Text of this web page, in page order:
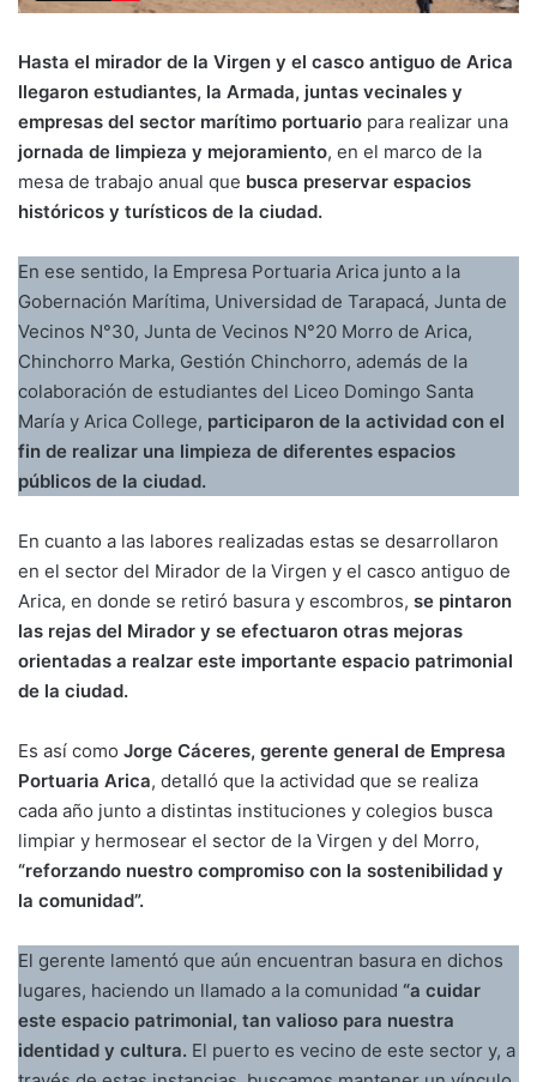
Hasta el mirador de la Virgen y el casco antiguo de Arica
llegaron estudiantes, la Armada, juntas vecinales y
empresas del sector marítimo portuario para realizar una
jornada de limpieza y mejoramiento, en el marco de la
mesa de trabajo anual que busca preservar espacios
históricos y turísticos de la ciudad.
En ese sentido, la Empresa Portuaria Arica junto a la
Gobernación Marítima, Universidad de Tarapacá, Junta de
Vecinos N°30, Junta de Vecinos N°20 Morro de Arica,
Chinchorro Marka, Gestión Chinchorro, además de la
colaboración de estudiantes del Liceo Domingo Santa
María y Arica College, participaron de la actividad con el
fin de realizar una limpieza de diferentes espacios
públicos de la ciudad.
En cuanto a las labores realizadas estas se desarrollaron
en el sector del Mirador de la Virgen y el casco antiguo de
Arica, en donde se retiró basura y escombros, se pintaron
las rejas del Mirador y se efectuaron otras mejoras
orientadas a realzar este importante espacio patrimonial
de la ciudad.
Es así como Jorge Cáceres, gerente general de Empresa
Portuaria Arica, detalló que la actividad que se realiza
cada año junto a distintas instituciones y colegios busca
limpiar y hermosear el sector de la Virgen y del Morro,
“reforzando nuestro compromiso con la sostenibilidad y
la comunidad”.
El gerente lamentó que aún encuentran basura en dichos
lugares, haciendo un llamado a la comunidad “a cuidar
este espacio patrimonial, tan valioso para nuestra
identidad y cultura. El puerto es vecino de este sector y, a